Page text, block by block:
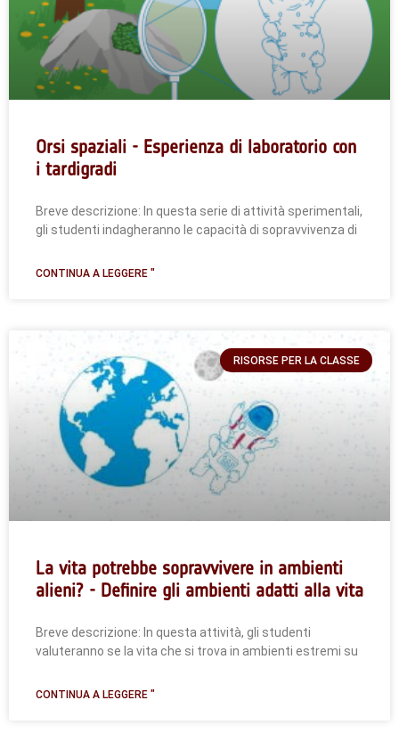
Orsi spaziali - Esperienza di laboratorio con
i tardigradi
Breve descrizione: In questa serie di attività sperimentali,
gli studenti indagheranno le capacità di sopravvivenza di
CONTINUA A LEGGERE "
RISORSE PER LA CLASSE
La vita potrebbe sopravvivere in ambienti
alieni? - Definire gli ambienti adatti alla vita
Breve descrizione: In questa attività, gli studenti
valuteranno se la vita che si trova in ambienti estremi su
CONTINUA A LEGGERE "